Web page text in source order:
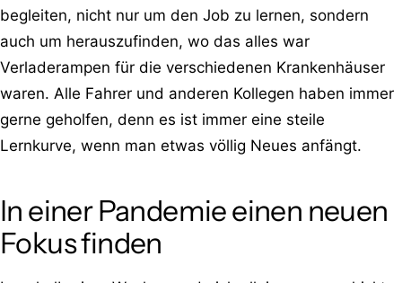
begleiten, nicht nur um den Job zu lernen, sondern
auch um herauszufinden, wo das alles war
Verladerampen für die verschiedenen Krankenhäuser
waren. Alle Fahrer und anderen Kollegen haben immer
gerne geholfen, denn es ist immer eine steile
Lernkurve, wenn man etwas völlig Neues anfängt.
In einer Pandemie einen neuen
Fokus finden